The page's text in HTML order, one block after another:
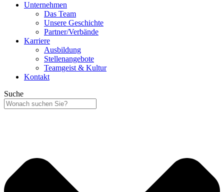
Unternehmen
Das Team
Unsere Geschichte
Partner/Verbände
Karriere
Ausbildung
Stellenangebote
Teamgeist & Kultur
Kontakt
Suche